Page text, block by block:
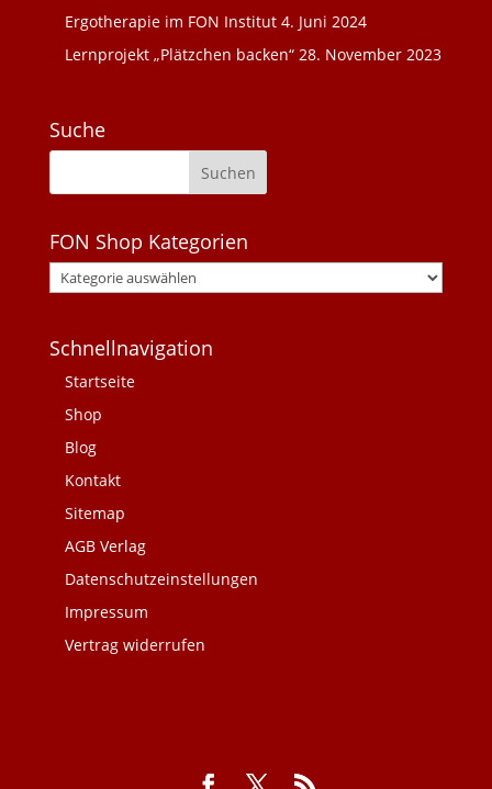
Ergotherapie im FON Institut 4. Juni 2024
Lernprojekt „Plätzchen backen“ 28. November 2023
Suche
FON Shop Kategorien
Schnellnavigation
Startseite
Shop
Blog
Kontakt
Sitemap
AGB Verlag
Datenschutzeinstellungen
Impressum
Vertrag widerrufen